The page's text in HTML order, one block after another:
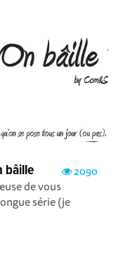
2090
bâille
de vous
série (je